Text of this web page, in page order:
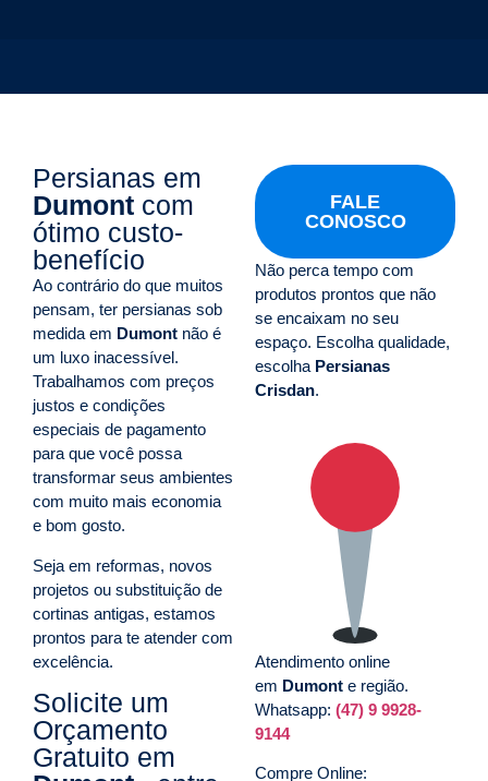
Persianas em
Dumont com
ótimo custo-
benefício
Ao contrário do que muitos
pensam, ter persianas sob
medida em Dumont não é
um luxo inacessível.
Trabalhamos com preços
justos e condições
especiais de pagamento
para que você possa
transformar seus ambientes
com muito mais economia
e bom gosto.
Seja em reformas, novos
projetos ou substituição de
cortinas antigas, estamos
prontos para te atender com
excelência.
Solicite um
Orçamento
Gratuito em
FALE
CONOSCO
Não perca tempo com
produtos prontos que não
se encaixam no seu
espaço. Escolha qualidade,
escolha Persianas
Crisdan.
Atendimento online
em Dumont e região.
Whatsapp: (47) 9 9928-
9144
Compre Online: